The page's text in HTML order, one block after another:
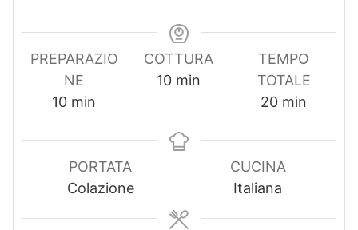
PREPARAZIO
NE
10m
n
u
t
min
COTTURA
10m
u
min
TEMPO
TOTALE
20m
n
u
t
min
PORTATA
Colazione
CUCINA
Italiana